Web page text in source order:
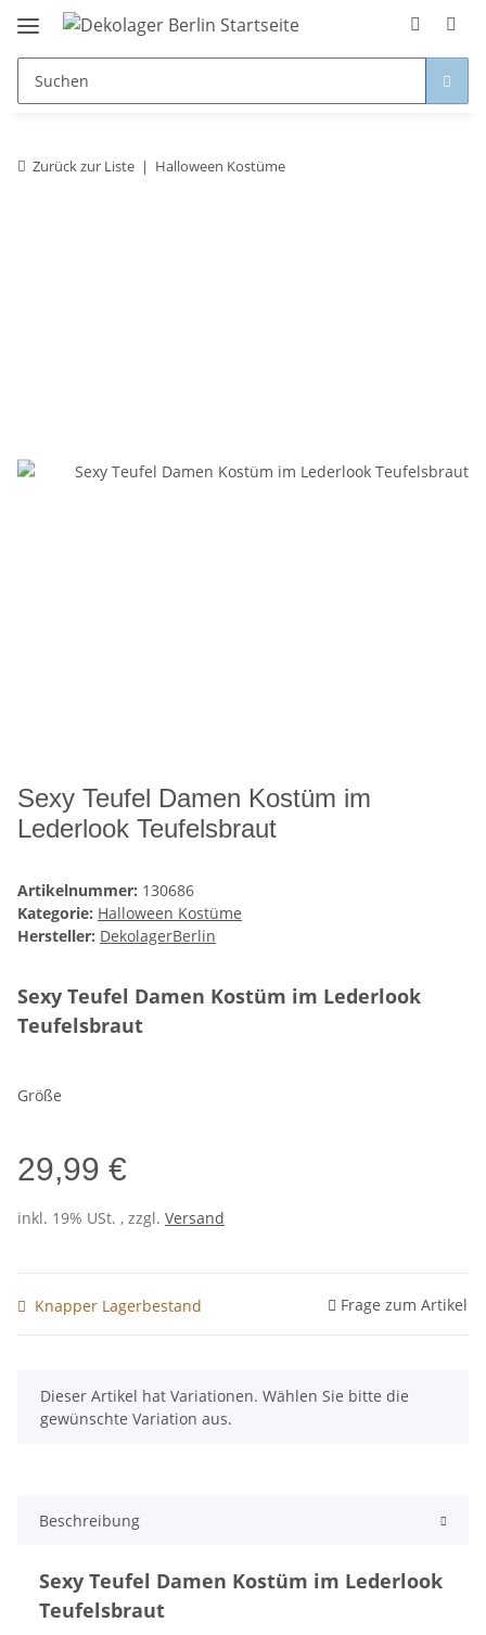
Zurück zur Liste Halloween Kostüme
Sexy Teufel Damen Kostüm im
Lederlook Teufelsbraut
Artikelnummer: 130686
Kategorie: Halloween Kostüme
Hersteller: DekolagerBerlin
Sexy Teufel Damen Kostüm im Lederlook
Teufelsbraut
Größe
29,99 €
inkl. 19% USt. , zzgl. Versand
Knapper Lagerbestand Frage zum Artikel
x
Dieser Artikel hat Variationen. Wählen Sie bitte die
gewünschte Variation aus.
Beschreibung
Sexy Teufel Damen Kostüm im Lederlook
Teufelsbraut